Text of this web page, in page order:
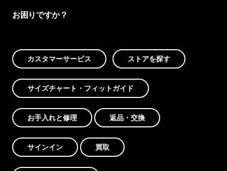
お困りですか？
カスタマーサービス ストアを探す
サイズチャート・フィットガイド
お手入れと修理 返品・交換
サインイン 買取